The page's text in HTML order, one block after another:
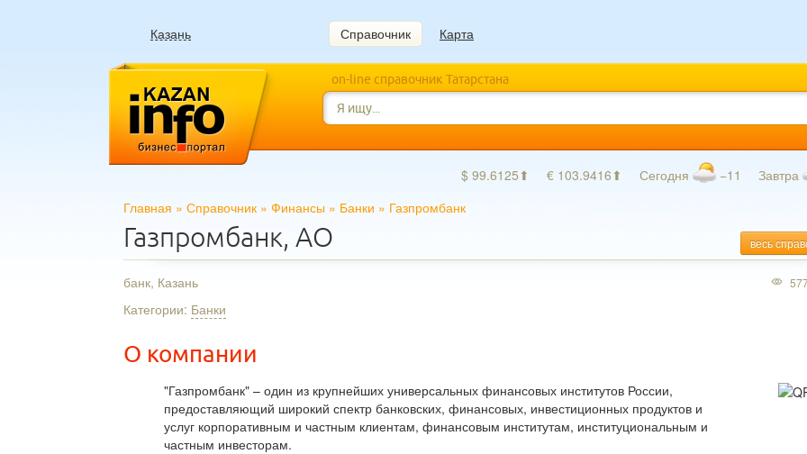
Казань Справочник Карта
on-line справочник Татарстана
$ 99.6125⬆ € 103.9416⬆ Сегодня −11 Завтра
Главная » Справочник » Финансы » Банки » Газпромбанк
весь
Газпромбанк, АО
банк, Казань
Категории: Банки
О компании
"Газпромбанк" – один из крупнейших универсальных финансовых институтов России,
предоставляющий широкий спектр банковских, финансовых, инвестиционных продуктов и
услуг корпоративным и частным клиентам, финансовым институтам, институциональным и
частным инвесторам.